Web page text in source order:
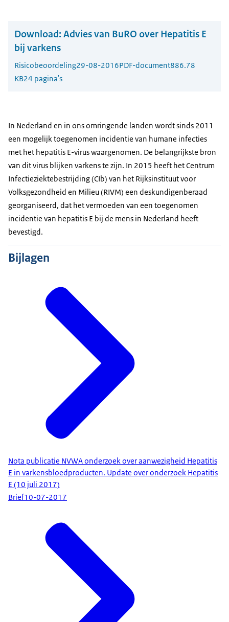
Download: Advies van BuRO over Hepatitis E
bij varkens
Risicobeoordeling29-08-2016PDF-document886.78
KB24 pagina's
In Nederland en in ons omringende landen wordt sinds 2011
een mogelijk toegenomen incidentie van humane infecties
met het hepatitis E-virus waargenomen. De belangrijkste bron
van dit virus blijken varkens te zijn. In 2015 heeft het Centrum
Infectieziektebestrijding (CIb) van het Rijksinstituut voor
Volksgezondheid en Milieu (RIVM) een deskundigenberaad
georganiseerd, dat het vermoeden van een toegenomen
incidentie van hepatitis E bij de mens in Nederland heeft
bevestigd.
Bijlagen
Nota publicatie NVWA onderzoek over aanwezigheid Hepatitis
E in varkensbloedproducten. Update over onderzoek Hepatitis
E (10 juli 2017)
Brief10-07-2017